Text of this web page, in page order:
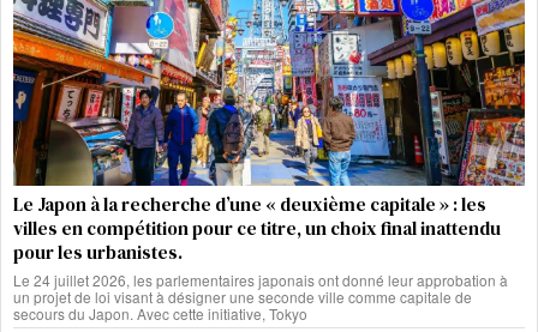
Le Japon à la recherche d’une « deuxième capitale » : les
villes en compétition pour ce titre, un choix final inattendu
pour les urbanistes.
Le 24 juillet 2026, les parlementaires japonais ont donné leur approbation à
un projet de loi visant à désigner une seconde ville comme capitale de
secours du Japon. Avec cette initiative, Tokyo